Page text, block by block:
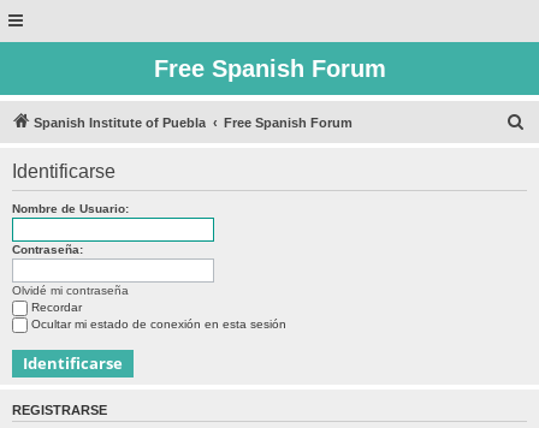
Free Spanish Forum
Spanish Institute of Puebla Free Spanish Forum
Identificarse
Nombre de Usuario:
Contraseña:
Olvidé mi contraseña
Recordar
Ocultar mi estado de conexión en esta sesión
REGISTRARSE